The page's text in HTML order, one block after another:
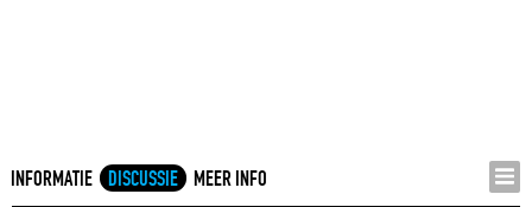
INFORMATIE DISCUSSIE MEER INFO